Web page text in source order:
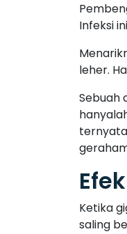
Infeksi
leher.
Sebuah
Ketika
saling